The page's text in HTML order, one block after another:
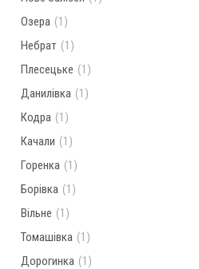
Озера (1)
Небрат (1)
Плесецьке (1)
Данилівка (1)
Кодра (1)
Качали (1)
Горенка (1)
Борівка (1)
Вільне (1)
Томашівка (1)
Дорогинка (1)